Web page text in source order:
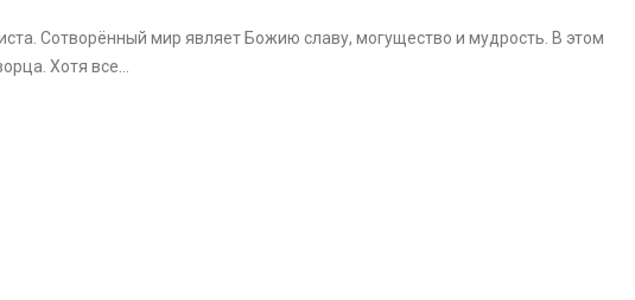
Сотворённый мир являет Божию славу, могущество и мудрость. В этом
Xотя все…